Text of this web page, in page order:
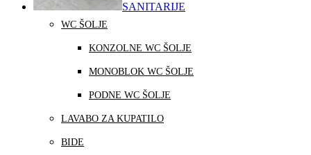
SANITARIJE
WC ŠOLJE
KONZOLNE WC ŠOLJE
MONOBLOK WC ŠOLJE
PODNE WC ŠOLJE
LAVABO ZA KUPATILO
BIDE